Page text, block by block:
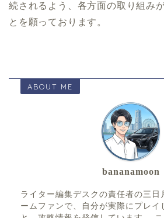
続されるよう、各方面の取り組み
とを願っております。
ABOUT ME
bananamoon
ライター編集デスクの責任者の三日
ームファンで、自分が実際にプレイ